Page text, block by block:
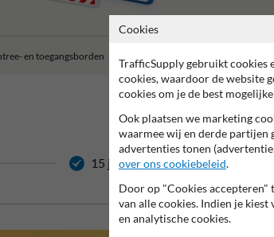
en toegangsborden
15 jaar garantie op reflecterende
Cookies
TrafficSupply gebruikt cookies
cookies, waardoor de website
cookies om je de best
Ook plaatsen we marketing
waarmee wij en derde partijen
advertenties tonen
over ons cookiebeleid.
Door op "Cookies accepteren"
van alle cookies. Indien je kiest
en analytische cookies.